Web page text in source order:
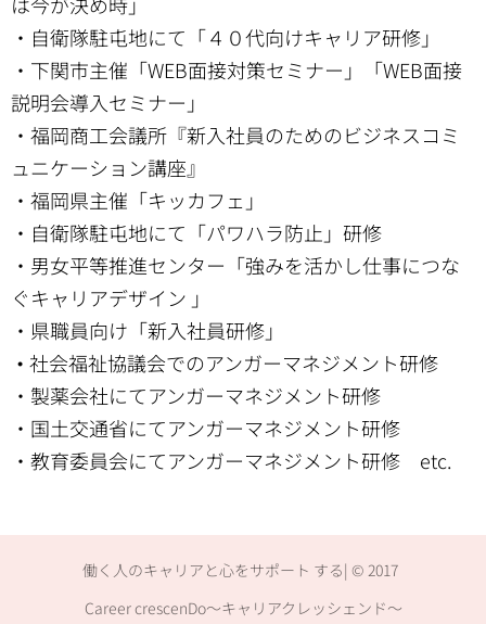
・自衛隊駐屯地にて「４０代向けキャリア研修」
・下関市主催「WEB面接対策セミナー」「WEB面接
説明会導入セミナー」
・福岡商工会議所『新入社員のためのビジネスコミ
ュニケーション講座』
・福岡県主催「キッカフェ」
・自衛隊駐屯地にて「パワハラ防止」研修
・男女平等推進センター「強みを活かし仕事につな
ぐキャリアデザイン 」
・県職員向け「新入社員研修」
・ 社会福祉協議会でのアンガーマネジメント研修
・製薬会社にてアンガーマネジメント研修
・国土交通省にてアンガーマネジメント研修
・教育委員会にてアンガーマネジメント研修 etc.
働く人のキャリアと心をサポート する| © 2017
Career crescenDo～キャリアクレッシェンド～